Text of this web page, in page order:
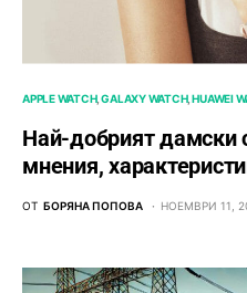
APPLE WATCH GALAXY WATCH HUAWEI
Най-добрият дамски
мнения,
ОТ БОРЯНА ПОПОВА НОЕМВРИ 11,